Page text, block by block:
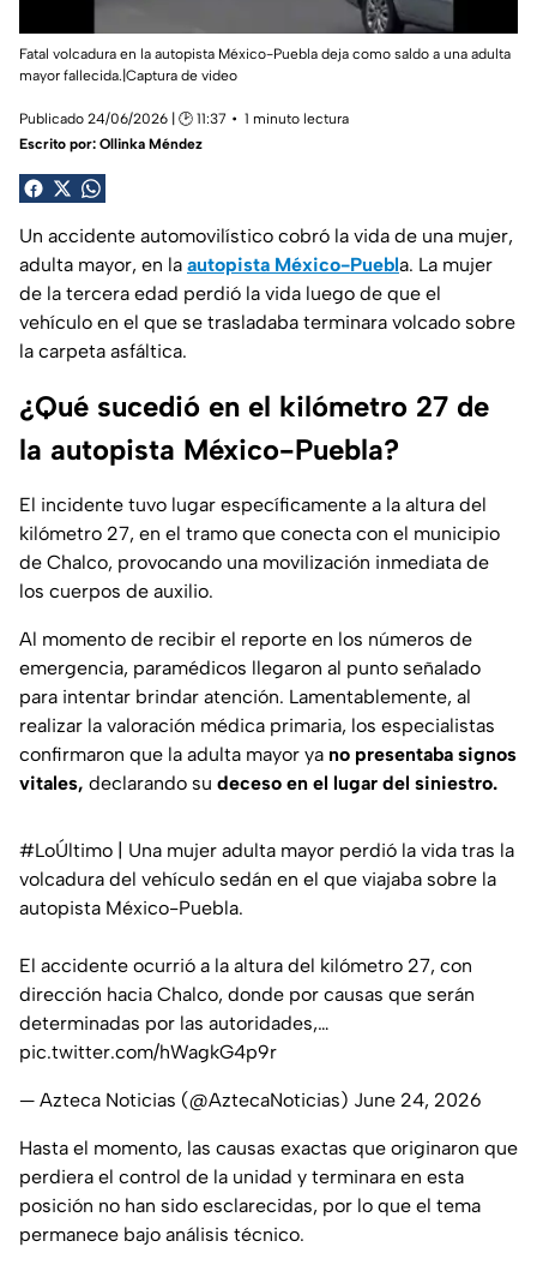
Fatal volcadura en la autopista México-Puebla deja como saldo a una adulta
mayor fallecida.|Captura de video
Publicado 24/06/2026 | 🕑 11:37
1 minuto lectura
Escrito por: Ollinka Méndez
Un accidente automovilístico cobró la vida de una mujer,
adulta mayor, en la autopista México-Puebla. La mujer
de la tercera edad perdió la vida luego de que el
vehículo en el que se trasladaba terminara volcado sobre
la carpeta asfáltica.
¿Qué sucedió en el kilómetro 27 de
la autopista México-Puebla?
El incidente tuvo lugar específicamente a la altura del
kilómetro 27, en el tramo que conecta con el municipio
de Chalco, provocando una movilización inmediata de
los cuerpos de auxilio.
Al momento de recibir el reporte en los números de
emergencia, paramédicos llegaron al punto señalado
para intentar brindar atención. Lamentablemente, al
realizar la valoración médica primaria, los especialistas
confirmaron que la adulta mayor ya no presentaba signos
vitales, declarando su deceso en el lugar del siniestro.
#LoÚltimo | Una mujer adulta mayor perdió la vida tras la
volcadura del vehículo sedán en el que viajaba sobre la
autopista México-Puebla.
El accidente ocurrió a la altura del kilómetro 27, con
dirección hacia Chalco, donde por causas que serán
determinadas por las autoridades,…
pic.twitter.com/hWagkG4p9r
— Azteca Noticias (@AztecaNoticias) June 24, 2026
Hasta el momento, las causas exactas que originaron que
perdiera el control de la unidad y terminara en esta
posición no han sido esclarecidas, por lo que el tema
permanece bajo análisis técnico.